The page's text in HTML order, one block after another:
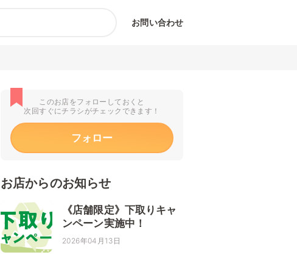
お問い合わせ
このお店をフォローしておくと
次回すぐにチラシがチェックできます！
フォロー
お店からのお知らせ
《店舗限定》下取りキャ
ンペーン実施中！
2026年04月13日